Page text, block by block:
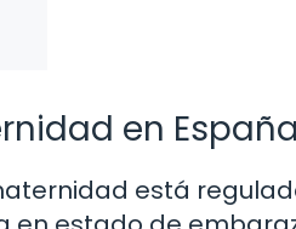
en España
está